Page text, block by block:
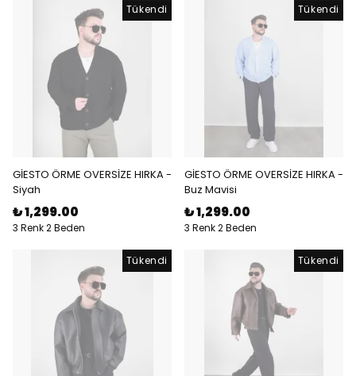
Tükendi
GİESTO ÖRME OVERSİZE HIRKA -
Siyah
₺ 1,299.00
3 Renk 2 Beden
Tükendi
GİESTO ÖRME OVERSİZE HIRKA -
Buz Mavisi
₺ 1,299.00
3 Renk 2 Beden
Tükendi Tükendi